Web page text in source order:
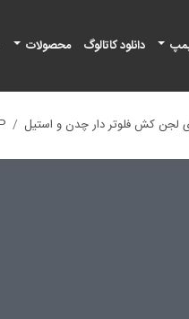
دانلود کاتالوگ محصولات
لجن کش فلوتر دار چدن و استیل